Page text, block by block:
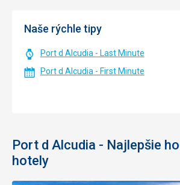
Naše rýchle tipy
Port d Alcudia - Last Minute
Port d Alcudia - First Minute
Port d Alcudia - Najlepšie
hotely